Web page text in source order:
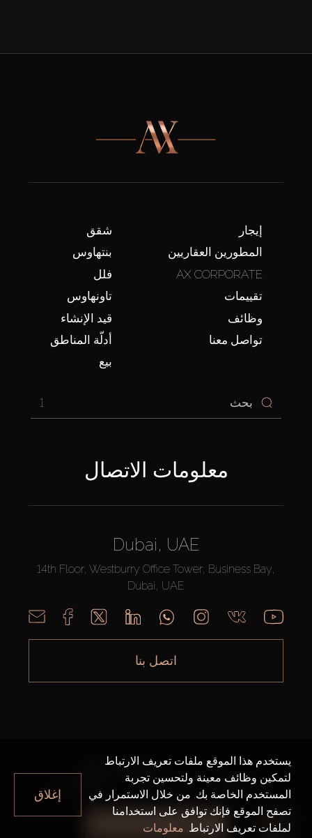
جميع الفلاتر
شقق
بنتهاوس
فلل
تاونهاوس
قيد الإنشاء
أدلّة المناطق
بيع
إيجار
المطورين العقاريين
AX CORPORATE
تقييمات
وظائف
تواصل معنا
1
معلومات الاتصال
Dubai, UAE
14th Floor, Westburry Office Tower, Business Bay,
Dubai, UAE
اتصل بنا
AX CAPITAL ©2026 جميع الحقوق محفوظة
سياسة الخصوصية خريطة الموقع
يستخدم هذا الموقع ملفات تعريف الارتباط
لتمكين وظائف معينة ولتحسين تجربة
المستخدم الخاصة بك. من خلال الاستمرار في
تصفح الموقع فإنك توافق على استخدامنا
لملفات تعريف الارتباط. معلومات
إغلاق